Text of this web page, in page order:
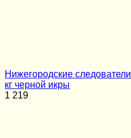
Нижегородские
кг черной икры
1 219